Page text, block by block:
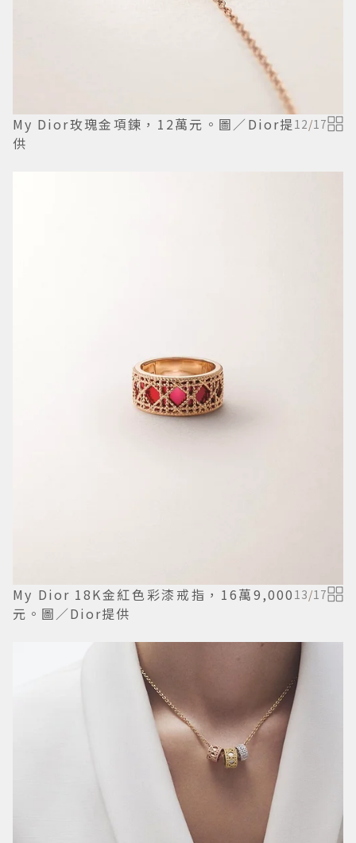
My Dior玫瑰金項鍊，12萬元。圖／Dior提
供
12/17
My Dior 18K金紅色彩漆戒指，16萬9,000
元。圖／Dior提供
13/17